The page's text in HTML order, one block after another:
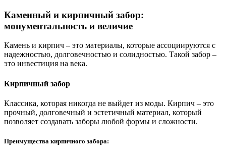
Каменный и кирпичный забор:
монументальность и величие
Камень и кирпич – это материалы, которые ассоциируются с
надежностью, долговечностью и солидностью. Такой забор –
это инвестиция на века.
Кирпичный забор
Классика, которая никогда не выйдет из моды. Кирпич – это
прочный, долговечный и эстетичный материал, который
позволяет создавать заборы любой формы и сложности.
Преимущества кирпичного забора: